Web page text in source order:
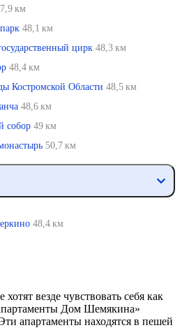
км
48,1 км
цирк 48,3 км
48,4 км
Костромской Области 48,5 км
48,6 км
собор 49 км
50,7 км
48,4 км
везде чувствовать себя как
Дом Шемякина»
апартаменты находятся в пешей